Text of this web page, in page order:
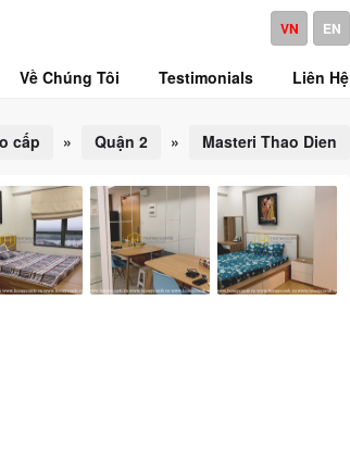
VN EN
Về Chúng Tôi Testimonials Liên Hệ
cấp » Quận 2 » Masteri Thao Dien